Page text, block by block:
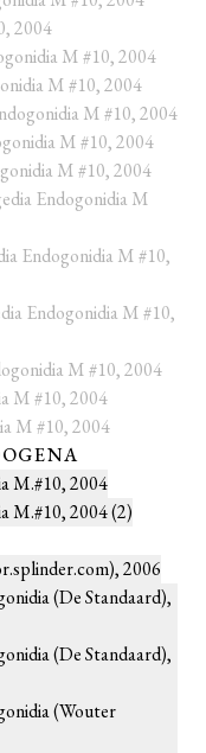
2004
M #10, 2004
M #10, 2004
M #10, 2004
M #10, 2004
M #10, 2004
Endogonidia M
Endogonidia M #10,
Endogonidia M #10,
M #10, 2004
M #10, 2004
M #10, 2004
M.#10, 2004
M.#10, 2004 (2)
2006
(De Standaard),
(De Standaard),
(Wouter